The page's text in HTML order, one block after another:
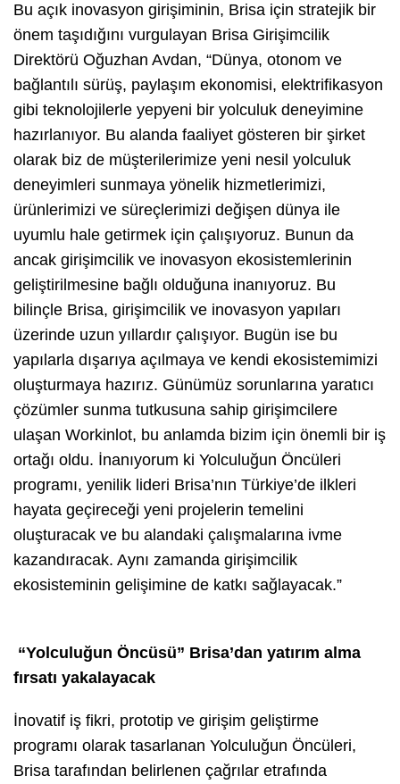
Bu açık inovasyon girişiminin, Brisa için stratejik bir
önem taşıdığını vurgulayan Brisa Girişimcilik
Direktörü Oğuzhan Avdan, “Dünya, otonom ve
bağlantılı sürüş, paylaşım ekonomisi, elektrifikasyon
gibi teknolojilerle yepyeni bir yolculuk deneyimine
hazırlanıyor. Bu alanda faaliyet gösteren bir şirket
olarak biz de müşterilerimize yeni nesil yolculuk
deneyimleri sunmaya yönelik hizmetlerimizi,
ürünlerimizi ve süreçlerimizi değişen dünya ile
uyumlu hale getirmek için çalışıyoruz. Bunun da
ancak girişimcilik ve inovasyon ekosistemlerinin
geliştirilmesine bağlı olduğuna inanıyoruz. Bu
bilinçle Brisa, girişimcilik ve inovasyon yapıları
üzerinde uzun yıllardır çalışıyor. Bugün ise bu
yapılarla dışarıya açılmaya ve kendi ekosistemimizi
oluşturmaya hazırız. Günümüz sorunlarına yaratıcı
çözümler sunma tutkusuna sahip girişimcilere
ulaşan Workinlot, bu anlamda bizim için önemli bir iş
ortağı oldu. İnanıyorum ki Yolculuğun Öncüleri
programı, yenilik lideri Brisa’nın Türkiye’de ilkleri
hayata geçireceği yeni projelerin temelini
oluşturacak ve bu alandaki çalışmalarına ivme
kazandıracak. Aynı zamanda girişimcilik
ekosisteminin gelişimine de katkı sağlayacak.”
“Yolculuğun Öncüsü” Brisa’dan yatırım alma
fırsatı yakalayacak
İnovatif iş fikri, prototip ve girişim geliştirme
programı olarak tasarlanan Yolculuğun Öncüleri,
Brisa tarafından belirlenen çağrılar etrafında